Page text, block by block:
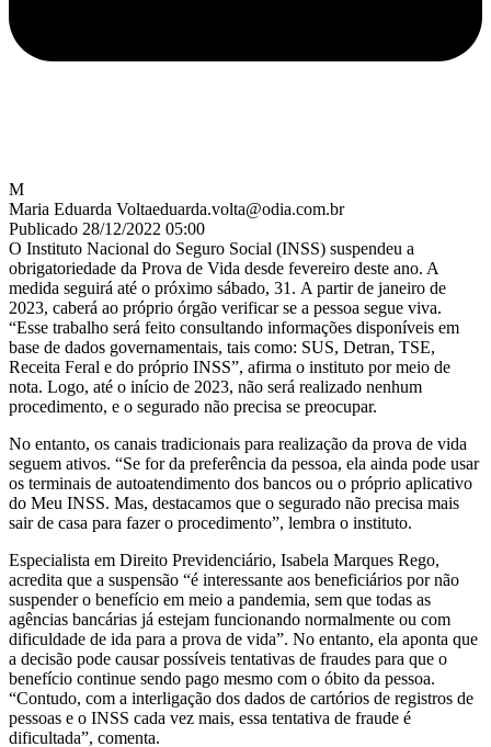
M
Maria Eduarda Voltaeduarda.volta@odia.com.br
Publicado 28/12/2022 05:00
O Instituto Nacional do Seguro Social (INSS) suspendeu a
obrigatoriedade da Prova de Vida desde fevereiro deste ano. A
medida seguirá até o próximo sábado, 31. A partir de janeiro de
2023, caberá ao próprio órgão verificar se a pessoa segue viva.
“Esse trabalho será feito consultando informações disponíveis em
base de dados governamentais, tais como: SUS, Detran, TSE,
Receita Feral e do próprio INSS”, afirma o instituto por meio de
nota. Logo, até o início de 2023, não será realizado nenhum
procedimento, e o segurado não precisa se preocupar.
No entanto, os canais tradicionais para realização da prova de vida
seguem ativos. “Se for da preferência da pessoa, ela ainda pode usar
os terminais de autoatendimento dos bancos ou o próprio aplicativo
do Meu INSS. Mas, destacamos que o segurado não precisa mais
sair de casa para fazer o procedimento”, lembra o instituto.
Especialista em Direito Previdenciário, Isabela Marques Rego,
acredita que a suspensão “é interessante aos beneficiários por não
suspender o benefício em meio a pandemia, sem que todas as
agências bancárias já estejam funcionando normalmente ou com
dificuldade de ida para a prova de vida”. No entanto, ela aponta que
a decisão pode causar possíveis tentativas de fraudes para que o
benefício continue sendo pago mesmo com o óbito da pessoa.
“Contudo, com a interligação dos dados de cartórios de registros de
pessoas e o INSS cada vez mais, essa tentativa de fraude é
dificultada”, comenta.